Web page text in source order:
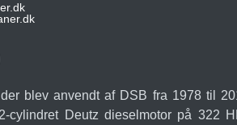
blev anvendt af DSB fra 1978 til
cylindret Deutz dieselmotor på 322